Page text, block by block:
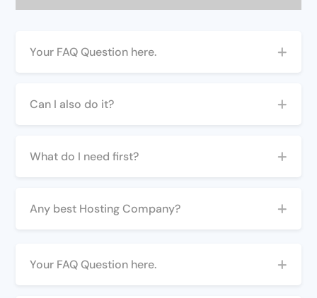
Your FAQ Question here.
Can I also do it?
What do I need first?
Any best Hosting Company?
Your FAQ Question here.